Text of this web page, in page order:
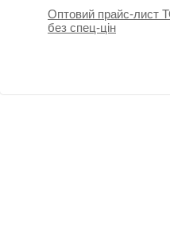
Оптовий прайс-лист
без спец-цін